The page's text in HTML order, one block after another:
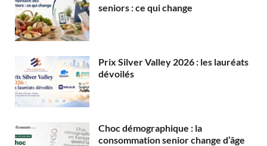
seniors : ce qui change
Prix Silver Valley 2026 : les lauréats
dévoilés
Choc démographique : la
consommation senior change d’âge